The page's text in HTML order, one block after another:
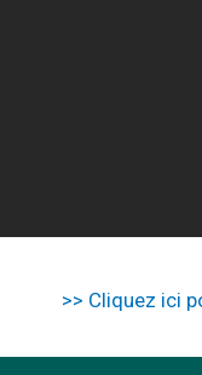
>> Cliquez ici